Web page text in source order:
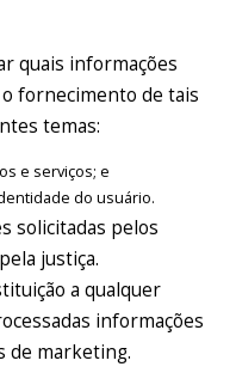
quais informações
fornecimento de tais
temas:
e serviços; e
do usuário.
solicitadas pelos
justiça.
a qualquer
informações
de marketing.